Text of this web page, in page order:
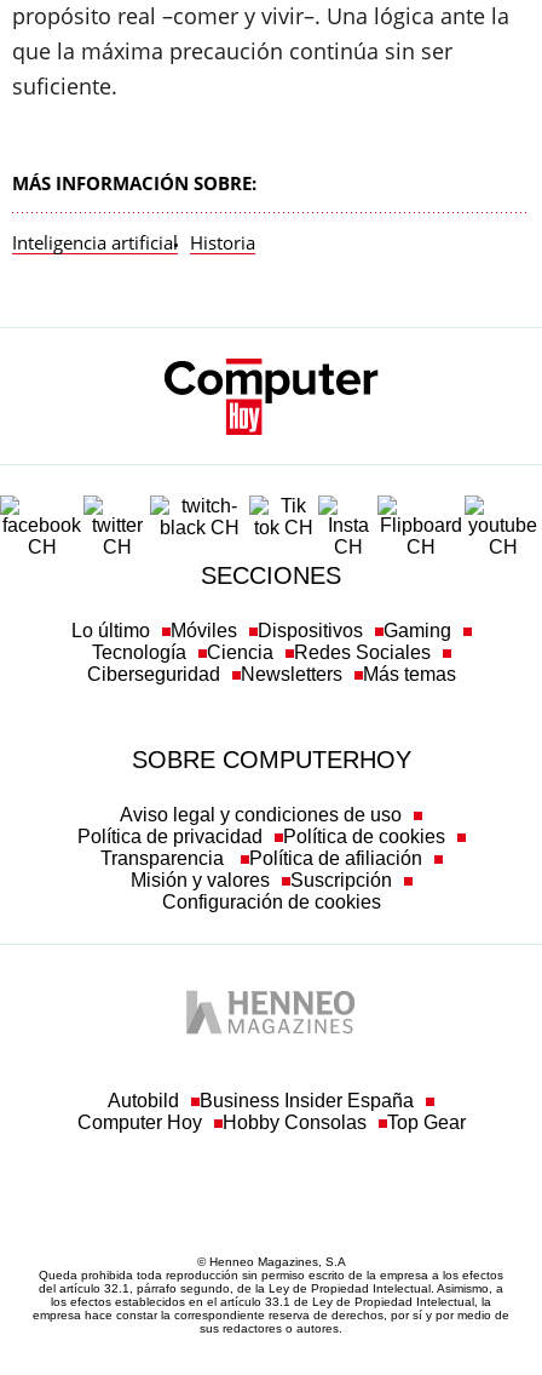
propósito real –comer y vivir–. Una lógica ante la
que la máxima precaución continúa sin ser
suficiente.
MÁS INFORMACIÓN SOBRE:
Inteligencia artificial Historia
SECCIONES
Tecnología
Ciencia
Redes Sociales
Ciberseguridad
Newsletters Más temas
Política de privacidad
Política de cookies
Transparencia
Política de afiliación
Misión y valores
Suscripción
Configuración de cookies
Computer Hoy
Hobby Consolas Top Gear
del artículo 32.1, párrafo segundo, de la Ley de Propiedad Intelectual. Asimismo, a
los efectos establecidos en el artículo 33.1 de Ley de Propiedad Intelectual, la
empresa hace constar la correspondiente reserva de derechos, por sí y por medio de
sus redactores o autores.